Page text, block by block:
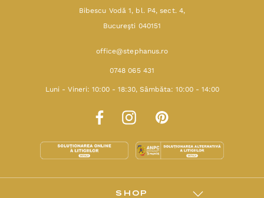
Bibescu Vodă 1, bl. P4, sect. 4,
Bucureşti 040151
office@stephanus.ro
0748 065 431
Luni - Vineri: 10:00 - 18:30, Sâmbăta: 10:00 - 14:00
SHOP